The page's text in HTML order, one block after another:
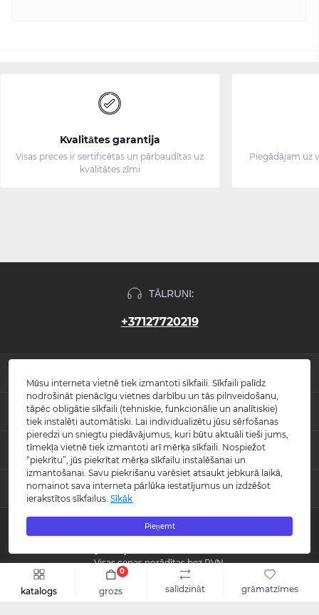
katalogs salīdzināt grāmatzīmes
grozs
0
Kvalitātes garantija
Visas preces ir sertificētas un pārbaudītas uz
kvalitātes zīmi
Piegādājam uz
TĀLRUŅI:
+37127720219
Jaunumi
Atsauksmes
Kontakti
Vietnes karte
Ražotāji
Īpašais piedāvājums
POPULĀRS
Izlietnes
Vannas
Maisītāji
Tualetes podi
KONTAKTI UN ADRESE
info@burlington.eu
P. 09:00 - 17:00
O. 09:00 - 17:00
C. 09:00 - 17:00
S.-Sv. Slēgts
MESENDŽERI
WhatsApp
Messenger
Copyright © 2008 - 2026 SIA "Burlington" - Visas tiesības aizsargātas.
Visas cenas norādītas bez PVN.
Šo vietni izstrādāja «Qloud
Mūsu interneta vietnē tiek izmantoti sīkfaili. Sīkfaili palīdz
nodrošināt pienācīgu vietnes darbību un tās pilnveidošanu,
tāpēc obligātie sīkfaili (tehniskie, funkcionālie un analītiskie)
tiek instalēti automātiski. Lai individualizētu jūsu sērfošanas
pieredzi un sniegtu piedāvājumus, kuri būtu aktuāli tieši jums,
tīmekļa vietnē tiek izmantoti arī mērķa sīkfaili. Nospiežot
“piekrītu”, jūs piekrītat mērķa sīkfailu instalēšanai un
izmantošanai. Savu piekrišanu varēsiet atsaukt jebkurā laikā,
nomainot sava interneta pārlūka iestatījumus un izdzēšot
ierakstītos sīkfailus. Sīkāk
Pieņemt